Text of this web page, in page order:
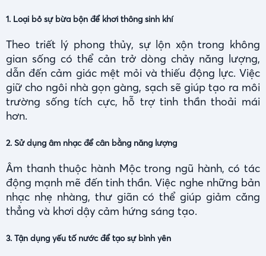
1. Loại bỏ sự bừa bộn để khơi thông sinh khí
Theo triết lý phong thủy, sự lộn xộn trong không
gian sống có thể cản trở dòng chảy năng lượng,
dẫn đến cảm giác mệt mỏi và thiếu động lực. Việc
giữ cho ngôi nhà gọn gàng, sạch sẽ giúp tạo ra môi
trường sống tích cực, hỗ trợ tinh thần thoải mái
hơn.
2. Sử dụng âm nhạc để cân bằng năng lượng
Âm thanh thuộc hành Mộc trong ngũ hành, có tác
động mạnh mẽ đến tinh thần. Việc nghe những bản
nhạc nhẹ nhàng, thư giãn có thể giúp giảm căng
thẳng và khơi dậy cảm hứng sáng tạo.
3. Tận dụng yếu tố nước để tạo sự bình yên